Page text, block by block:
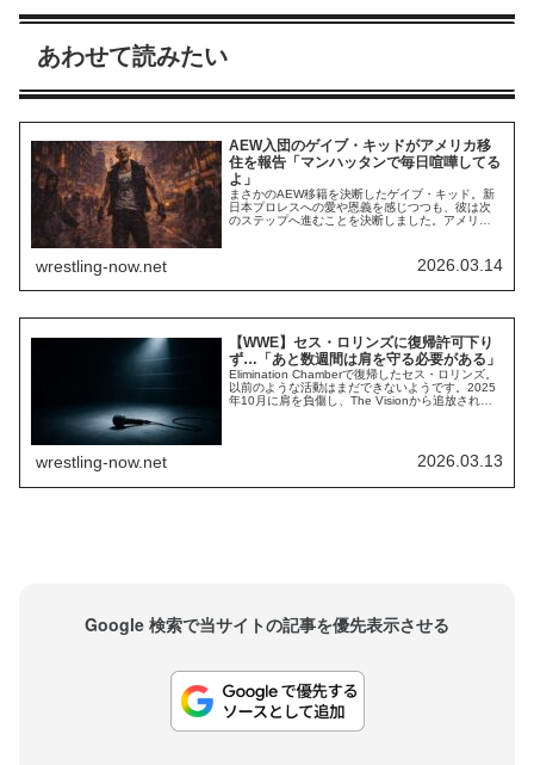
あわせて読みたい
AEW入団のゲイブ・キッドがアメリカ移
住を報告「マンハッタンで毎日喧嘩してる
よ」
まさかのAEW移籍を決断したゲイブ・キッド。新
日本プロレスへの愛や恩義を感じつつも、彼は次
のステップへ進むことを決断しました。アメリカ
を除いて、アメリカ移住は避けられません。最新
のインタビューで、彼はアメリカへの移住を報
wrestling-now.net 2026.03.14
【WWE】セス・ロリンズに復帰許可下り
ず…「あと数週間は肩を守る必要がある」
Elimination Chamberで復帰したセス・ロリンズ。
以前のような活動はまだできないようです。2025
年10月に肩を負傷し、The Visionから追放された
烈な闘いを繰り広げることが予想されています。...
wrestling-now.net 2026.03.13
Google 検索で当サイトの記事を優先表示させる